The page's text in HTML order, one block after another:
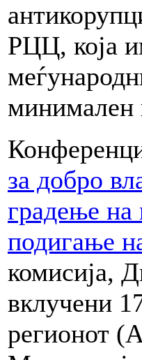
РЦЦ, која
минимален
за добро
градење на
подигање
комисија,
вклучени
регионот